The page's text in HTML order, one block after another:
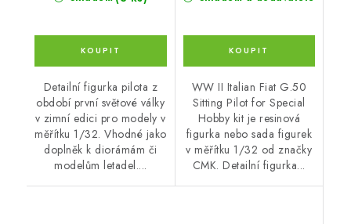
Detailní figurka pilota z
období první světové války
v zimní edici pro modely v
měřítku 1/32. Vhodné jako
doplněk k diorámám či
modelům letadel....
WW II Italian Fiat G.50
Sitting Pilot for Special
Hobby kit je resinová
figurka nebo sada figurek
v měřítku 1/32 od značky
CMK. Detailní figurka...